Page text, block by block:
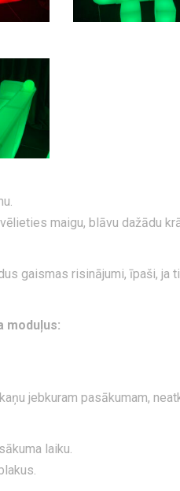
maigu, blāvu dažādu
gaismas risinājumi, īpaši, ja
moduļus:
jebkuram pasākumam,
laiku.